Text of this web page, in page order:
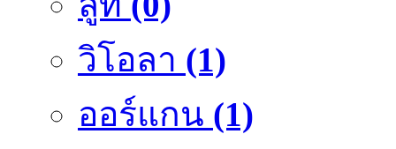
วิโอลา (1)
ออร์แกน (1)